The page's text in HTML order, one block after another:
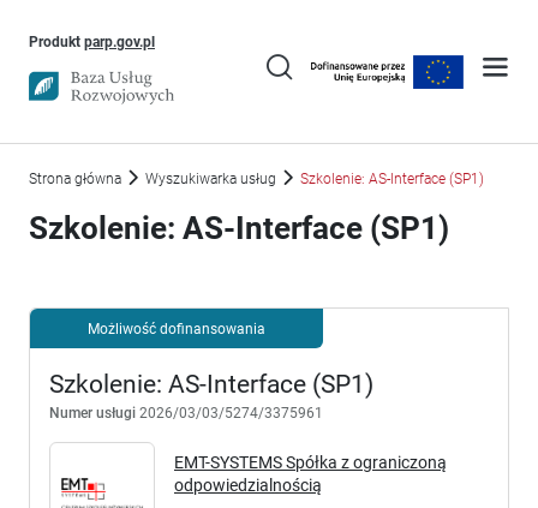
Produkt parp.gov.plUwaga, link otworzy się w nowym oknie
Strona główna Wyszukiwarka usług Szkolenie: AS-Interface (SP1)
Szkolenie: AS-Interface (SP1)
Możliwość dofinansowania
Szkolenie: AS-Interface (SP1)
Numer usługi 2026/03/03/5274/3375961
EMT-SYSTEMS Spółka z ograniczoną
odpowiedzialnością